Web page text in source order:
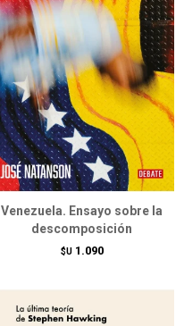
Venezuela. Ensayo sobre la
descomposición
$U 1.090